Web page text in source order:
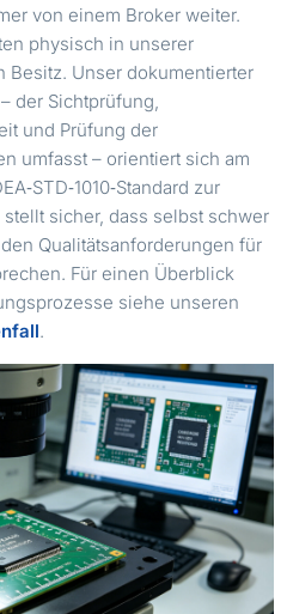
von einem Broker weiter.
physisch in unserer
Besitz. Unser dokumentierter
der Sichtprüfung,
und Prüfung der
umfasst – orientiert sich am
zur
sicher, dass selbst schwer
Qualitätsanforderungen für
Für einen Überblick
siehe unseren
.